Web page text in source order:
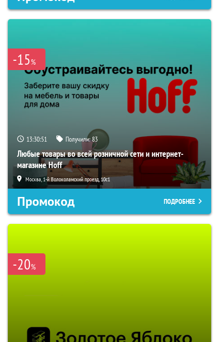
-15%
13:30:50 Получили:83
Любые товары во всей розничной сети и интернет-
магазине Hoff
Москва, 1-й Волоколамский проезд, 10с1
Промокод ПОДРОБНЕЕ
-20%